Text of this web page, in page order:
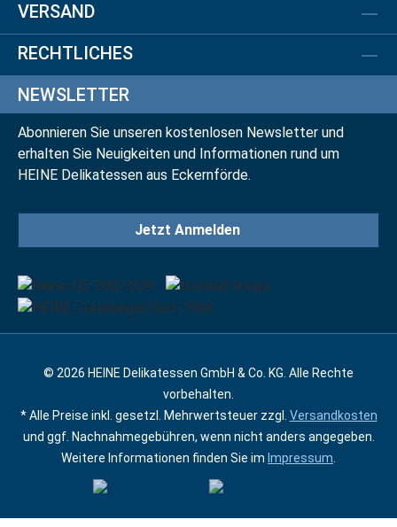
VERSAND
RECHTLICHES
NEWSLETTER
Abonnieren Sie unseren kostenlosen Newsletter und
erhalten Sie Neuigkeiten und Informationen rund um
HEINE Delikatessen aus Eckernförde.
Jetzt Anmelden
© 2026 HEINE Delikatessen GmbH & Co. KG. Alle Rechte
vorbehalten.
* Alle Preise inkl. gesetzl. Mehrwertsteuer zzgl. Versandkosten
und ggf. Nachnahmegebühren, wenn nicht anders angegeben.
Weitere Informationen finden Sie im Impressum.